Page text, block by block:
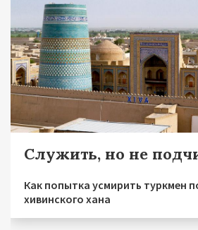
Служить, но не
Как попытка усмирить туркмен
хивинского хана